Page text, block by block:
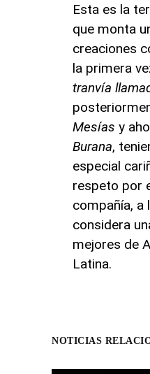
Esta es la
que monta
creaciones
la primera
tranvía
Mesías y
Burana,
especial
respeto por
compañía, a
considera
mejores de
Latina.
NOTICIAS